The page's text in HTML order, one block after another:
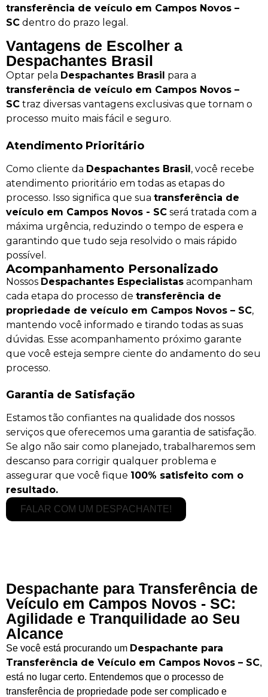
transferência de veículo em Campos Novos –
SC dentro do prazo legal.
Vantagens de Escolher a
Despachantes Brasil
Optar pela Despachantes Brasil para a
transferência de veículo em Campos Novos –
SC traz diversas vantagens exclusivas que tornam o
processo muito mais fácil e seguro.
Atendimento Prioritário
Como cliente da Despachantes Brasil, você recebe
atendimento prioritário em todas as etapas do
processo. Isso significa que sua transferência de
veículo em Campos Novos - SC será tratada com a
máxima urgência, reduzindo o tempo de espera e
garantindo que tudo seja resolvido o mais rápido
possível.
Acompanhamento Personalizado
Nossos Despachantes Especialistas acompanham
cada etapa do processo de transferência de
propriedade de veículo em Campos Novos – SC,
mantendo você informado e tirando todas as suas
dúvidas. Esse acompanhamento próximo garante
que você esteja sempre ciente do andamento do seu
processo.
Garantia de Satisfação
Estamos tão confiantes na qualidade dos nossos
serviços que oferecemos uma garantia de satisfação.
Se algo não sair como planejado, trabalharemos sem
descanso para corrigir qualquer problema e
assegurar que você fique 100% satisfeito com o
resultado.
FALAR COM UM DESPACHANTE!
Despachante para Transferência de
Veículo em Campos Novos - SC:
Agilidade e Tranquilidade ao Seu
Alcance
Se você está procurando um Despachante para
Transferência de Veículo em Campos Novos – SC,
está no lugar certo. Entendemos que o processo de
transferência de propriedade pode ser complicado e